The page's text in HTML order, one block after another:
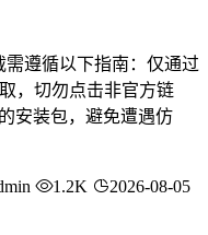
需遵循以下指南：仅通过
，切勿点击非官方链
安装包，避免遭遇仿
1.2K 2026-08-05